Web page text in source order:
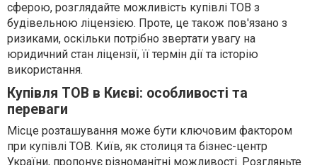
сферою, розглядайте можливість купівлі ТОВ з
будівельною ліцензією. Проте, це також пов'язано з
ризиками, оскільки потрібно звертати увагу на
юридичний стан ліцензії, її термін дії та історію
використання.
Купівля ТОВ в Києві: особливості та
переваги
Місце розташування може бути ключовим фактором
при купівлі ТОВ. Київ, як столиця та бізнес-центр
України, пропонує різноманітні можливості. Розгляньте